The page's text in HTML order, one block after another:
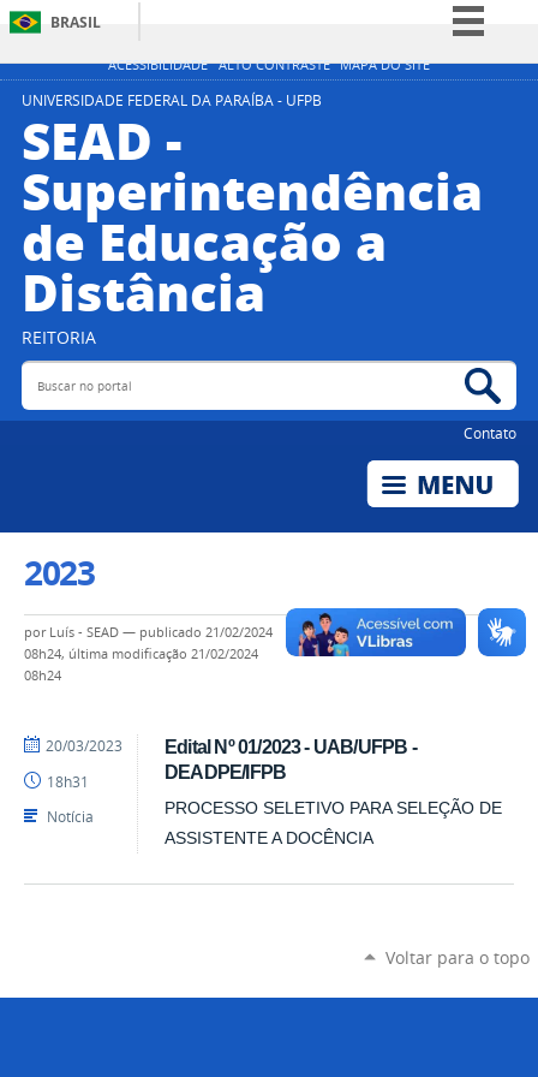
ACESSIBILIDADE ALTO CONTRASTE MAPA DO SITE
BRASIL
Simplifique!
Acesso à informação
Legislação
Canais
UNIVERSIDADE FEDERAL DA PARAÍBA - UFPB
SEAD -
Superintendência
de Educação a
Distância
REITORIA
Buscar no portal
Contato
2023
por Luís - SEAD — publicado 21/02/2024
08h24, última modificação 21/02/2024
08h24
Edital Nº 01/2023 - UAB/UFPB -
DEADPE/IFPB
PROCESSO SELETIVO PARA SELEÇÃO DE
ASSISTENTE A DOCÊNCIA
por
-
SEAD
publicado
20/03/2023
18h31
Notícia
Voltar para o topo